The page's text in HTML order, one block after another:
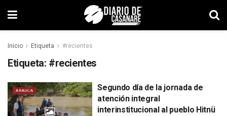
Inicio Etiqueta #recientes
Etiqueta: #recientes
ARAUCA
Segundo día de la jornada de
atención integral
interinstitucional al pueblo Hitnü